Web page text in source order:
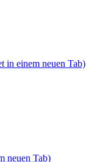
in einem neuen Tab)
neuen Tab)